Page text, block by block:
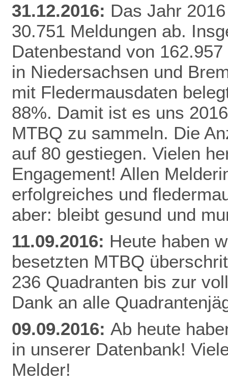
31.12.2016: Das Jahr
30.751 Meldungen ab.
Datenbestand von
in Niedersachsen und
mit Fledermausdaten
88%. Damit ist es uns
MTBQ zu sammeln. Die
auf 80 gestiegen. Vielen
Engagement! Allen
erfolgreiches und
aber: bleibt gesund und
11.09.2016: Heute haben
besetzten MTBQ
236 Quadranten bis zur
Dank an alle
09.09.2016: Ab heute
in unserer Datenbank!
Melder!